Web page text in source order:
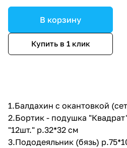
В корзину
Купить в 1 клик
1.Балдахин с окантовкой
2.Бортик - подушка
"12шт." р.32*32 см
3.Пододеяльник (бязь)